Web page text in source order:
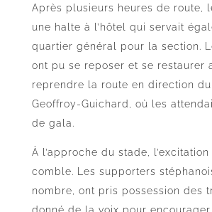
Après plusieurs heures de route,
une halte à l’hôtel qui servait
quartier général pour la section.
ont pu se reposer et se restaurer
reprendre la route en direction
Geoffroy-Guichard, où les
de gala.
À l’approche du stade,
comble. Les supporters
nombre, ont pris possession des